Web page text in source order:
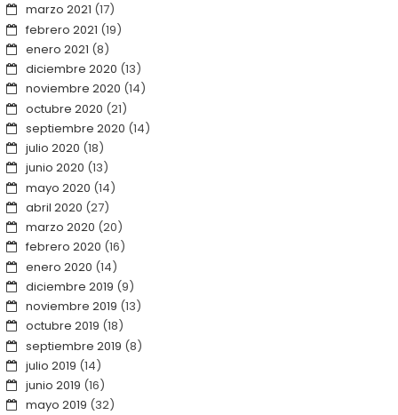
marzo 2021 (17)
febrero 2021 (19)
enero 2021 (8)
diciembre 2020 (13)
noviembre 2020 (14)
octubre 2020 (21)
septiembre 2020 (14)
julio 2020 (18)
junio 2020 (13)
mayo 2020 (14)
abril 2020 (27)
marzo 2020 (20)
febrero 2020 (16)
enero 2020 (14)
diciembre 2019 (9)
noviembre 2019 (13)
octubre 2019 (18)
septiembre 2019 (8)
julio 2019 (14)
junio 2019 (16)
mayo 2019 (32)